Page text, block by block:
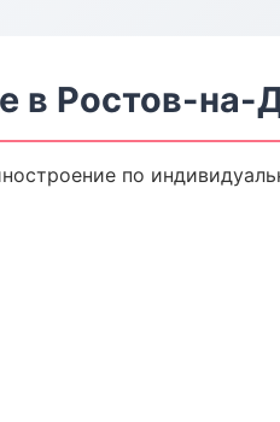
в Ростов-на-
по